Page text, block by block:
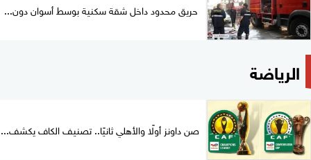
حريق محدود داخل شقة سكنية بوسط أسوان دون...
الرياضة
صن داونز أولًا والأهلي ثانيًا.. تصنيف الكاف يكشف...